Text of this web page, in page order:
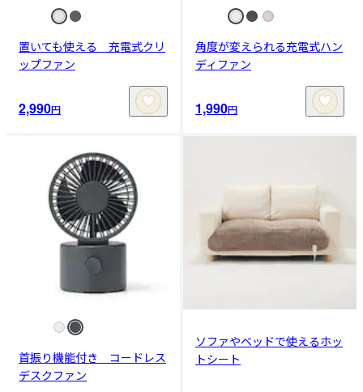
置いても使える 充電式クリ
ップファン
2,990円
角度が変えられる充電式ハン
ディファン
1,990円
首振り機能付き コードレス
デスクファン
ソファやベッドで使えるホッ
トシート